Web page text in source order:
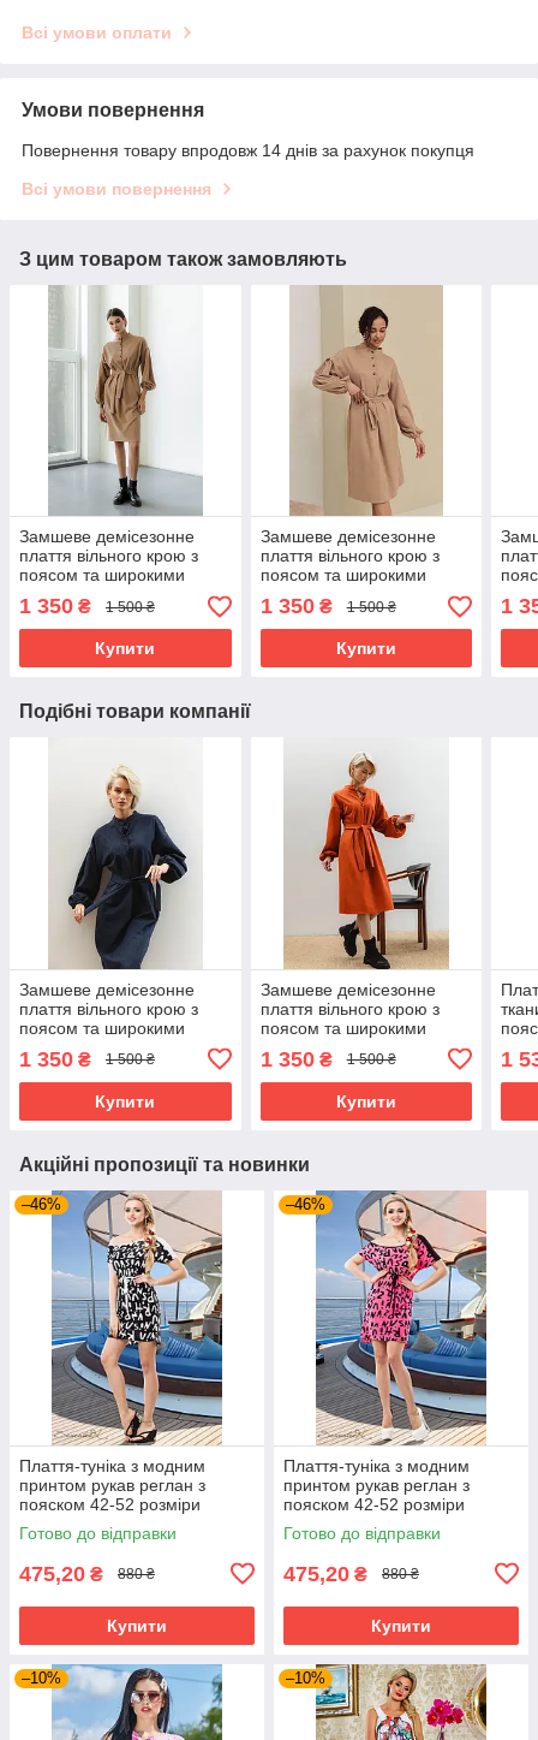
Всі умови оплати
Умови повернення
Повернення товару впродовж 14 днів за рахунок покупця
Всі умови повернення
З цим товаром також замовляють
Замшеве демісезонне
плаття вільного крою з
поясом та широкими
рукавами 42-52 розміри
різні кольори
1 350 ₴ 1 500 ₴
Купити
Замшеве демісезонне
плаття вільного крою з
поясом та широкими
рукавами 42-52 розміри
різні кольори
1 350₴ 1 500 ₴
Купити
1
Подібні товари компанії
Замшеве демісезонне
плаття вільного крою з
поясом та широкими
рукавами 42-52 розміри
різні кольори
1 350 ₴ 1 500 ₴
Купити
Замшеве демісезонне
плаття вільного крою з
поясом та широкими
рукавами 42-52 розміри
різні кольори
1 350₴ 1 500 ₴
Купити
1
Акційні пропозиції та новинки
–46%
Плаття-туніка з модним
принтом рукав реглан з
пояском 42-52 розміри
Готово до відправки
475,20 ₴ 880 ₴
Купити
–46%
Плаття-туніка з модним
принтом рукав реглан з
пояском 42-52 розміри
Готово до відправки
475,20 ₴ 880 ₴
Купити
–10% –10%